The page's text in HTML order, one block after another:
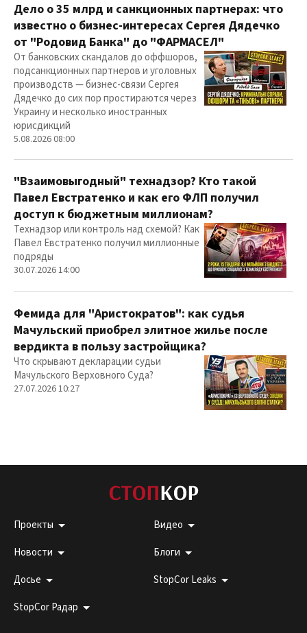
Дело о 35 млрд и санкционных партнерах: что
известно о бизнес-интересах Сергея Дядечко
от "Родовид Банка" до "ФАРМАСЕЛ"
От банковских скандалов до оффшоров,
подсанкционных партнеров и уголовных
производств — бизнес-связи Сергея
Дядечко до сих пор простираются через
Украину и несколько иностранных
юрисдикций
5.08.2026 08:00
"Взаимовыгодный" технадзор? Кто такой
Павел Евстратенко и как его ФЛП получил
доступ к бюджетным миллионам?
Технадзор или контроль над схемой? Как
Павел Евстратенко получил миллионные
подряды
30.07.2026 14:00
Фемида для "Аристократов": как судья
Мачульский приобрел элитное жилье после
вердикта в пользу застройщика?
Что скрывают декларации судьи
Мачульского Верховного Суда?
27.07.2026 10:27
Проекты
Видео
Новости
Блоги
Досье
StopCor Leaks
StopCor Радар